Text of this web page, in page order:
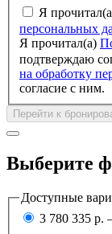
Я
персональных
Я прочитал(а)
подтверждаю
на обработку
согласие с ним.
Перейти к
Выберите
Доступные
3 780 335 р.